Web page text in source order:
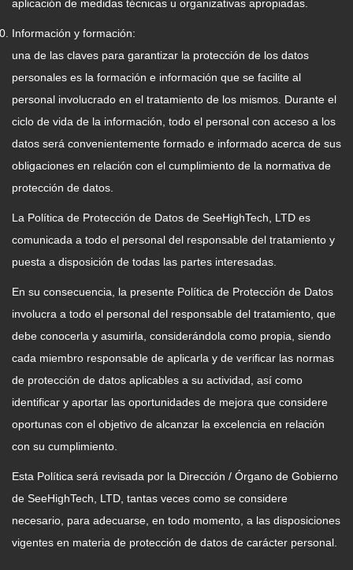
aplicación de medidas técnicas u organizativas apropiadas.
Información y formación:
una de las claves para garantizar la protección de los datos
personales es la formación e información que se facilite al
personal involucrado en el tratamiento de los mismos. Durante el
ciclo de vida de la información, todo el personal con acceso a los
datos será convenientemente formado e informado acerca de sus
obligaciones en relación con el cumplimiento de la normativa de
protección de datos.
La Política de Protección de Datos de SeeHighTech, LTD es
comunicada a todo el personal del responsable del tratamiento y
puesta a disposición de todas las partes interesadas.
En su consecuencia, la presente Política de Protección de Datos
involucra a todo el personal del responsable del tratamiento, que
debe conocerla y asumirla, considerándola como propia, siendo
cada miembro responsable de aplicarla y de verificar las normas
de protección de datos aplicables a su actividad, así como
identificar y aportar las oportunidades de mejora que considere
oportunas con el objetivo de alcanzar la excelencia en relación
con su cumplimiento.
Esta Política será revisada por la Dirección / Órgano de Gobierno
de SeeHighTech, LTD, tantas veces como se considere
necesario, para adecuarse, en todo momento, a las disposiciones
vigentes en materia de protección de datos de carácter personal.